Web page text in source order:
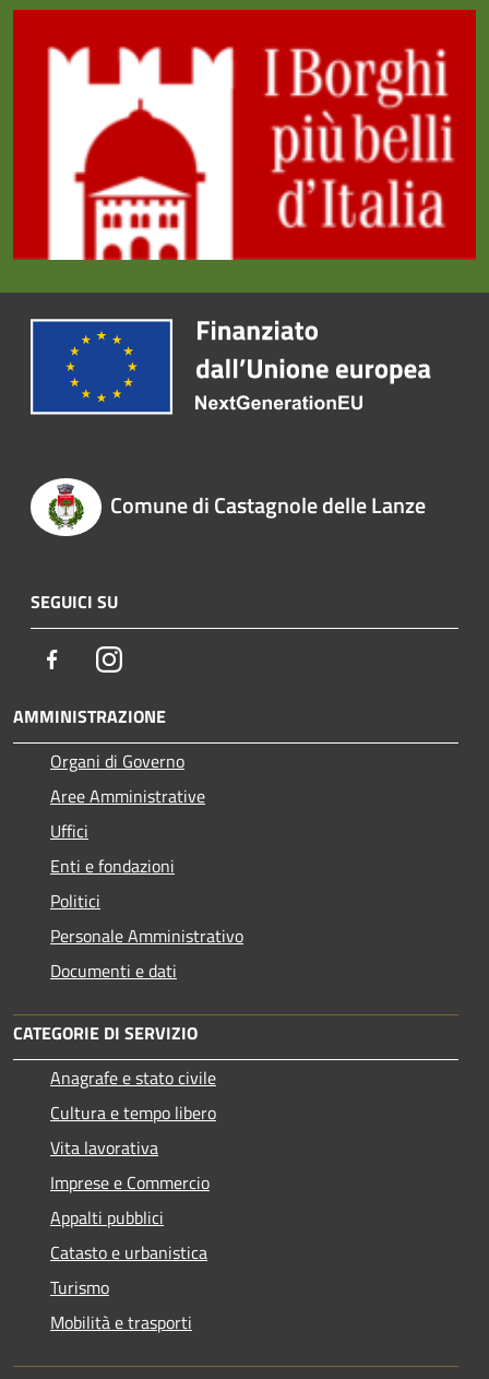
Comune di Castagnole delle Lanze
SEGUICI SU
FacebookInstagram
AMMINISTRAZIONE
Organi di Governo
Aree Amministrative
Uffici
Enti e fondazioni
Politici
Personale Amministrativo
Documenti e dati
CATEGORIE DI SERVIZIO
Anagrafe e stato civile
Cultura e tempo libero
Vita lavorativa
Imprese e Commercio
Appalti pubblici
Catasto e urbanistica
Turismo
Mobilità e trasporti